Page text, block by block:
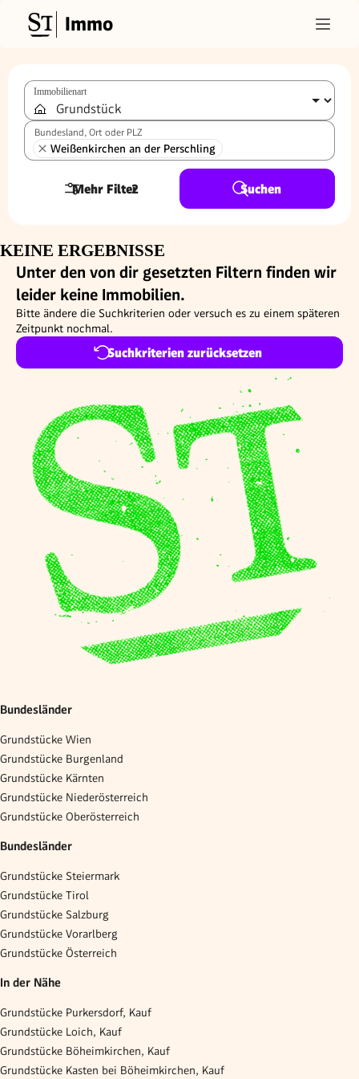
Immo
Immobilienart
Bundesland, Ort oder PLZ
Weißenkirchen an der Perschling
Mehr Filter
2 Suchen
KEINE ERGEBNISSE
Unter den von dir gesetzten Filtern finden wir
leider keine Immobilien.
Bitte ändere die Suchkriterien oder versuch es zu einem späteren
Zeitpunkt nochmal.
Suchkriterien zurücksetzen
Bundesländer
Grundstücke Wien
Grundstücke Burgenland
Grundstücke Kärnten
Grundstücke Niederösterreich
Grundstücke Oberösterreich
Bundesländer
Grundstücke Steiermark
Grundstücke Tirol
Grundstücke Salzburg
Grundstücke Vorarlberg
Grundstücke Österreich
In der Nähe
Grundstücke Purkersdorf, Kauf
Grundstücke Loich, Kauf
Grundstücke Böheimkirchen, Kauf
Grundstücke Kasten bei Böheimkirchen, Kauf